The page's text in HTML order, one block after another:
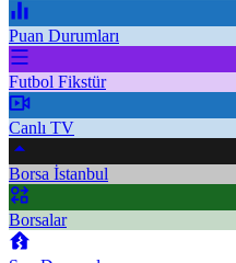
Puan Durumları
Futbol Fikstür
Canlı TV
Borsa İstanbul
Borsalar